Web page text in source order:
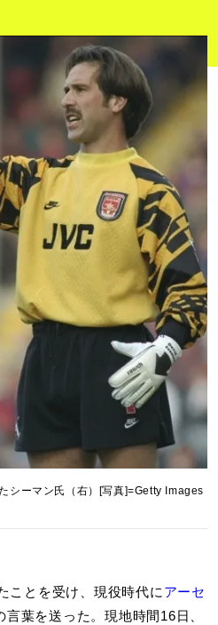
シーマン氏（右）[写真]=Getty Images
ことを受け、現役時代に アーセ
言葉を送った。現地時間16日、